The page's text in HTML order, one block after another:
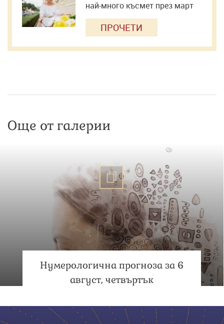
най-много късмет през март
ПРОЧЕТИ
Още от галерии
Нумерологична прогноза за 6
август, четвъртък